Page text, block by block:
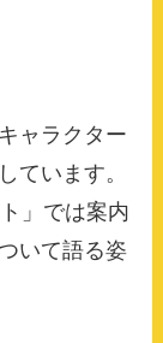
ャラクター
ています。
」では案内
いて語る姿